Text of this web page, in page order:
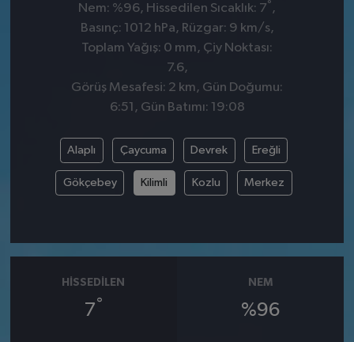
Nem: %96, Hissedilen Sıcaklık: 7° ,
Basınç: 1012 hPa, Rüzgar: 9 km/s,
Toplam Yağış: 0 mm, Çiy Noktası:
7.6,
Görüş Mesafesi: 2 km, Gün Doğumu:
6:51, Gün Batımı: 19:08
Alaplı Çaycuma Devrek Ereğli
Gökçebey Kilimli Kozlu Merkez
HISSEDILEN
7°
NEM
%96